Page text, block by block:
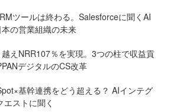
ツールは終わる。Salesforceに聞くAI
の営業組織の未来
えNRR107％を実現。3つの柱で収益貢
デジタルのCS改革
基幹連携をどう超える？ AIインテグ
ストに聞く